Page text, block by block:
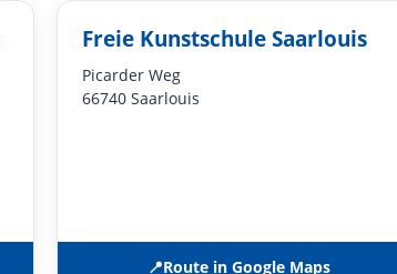
Freie Kunstschule Saarlouis
Picarder Weg
66740 Saarlouis
📍Route in Google Maps